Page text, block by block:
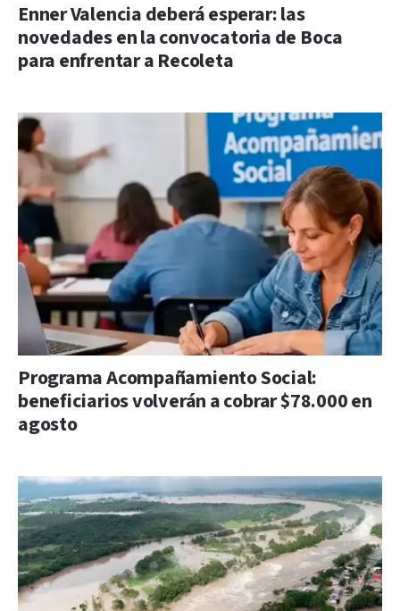
Enner Valencia deberá esperar: las
novedades en la convocatoria de Boca
para enfrentar a Recoleta
Programa Acompañamiento Social:
beneficiarios volverán a cobrar $78.000 en
agosto